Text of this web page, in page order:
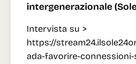
intergenerazionale
Intervista su >
https://
ada-favorire-